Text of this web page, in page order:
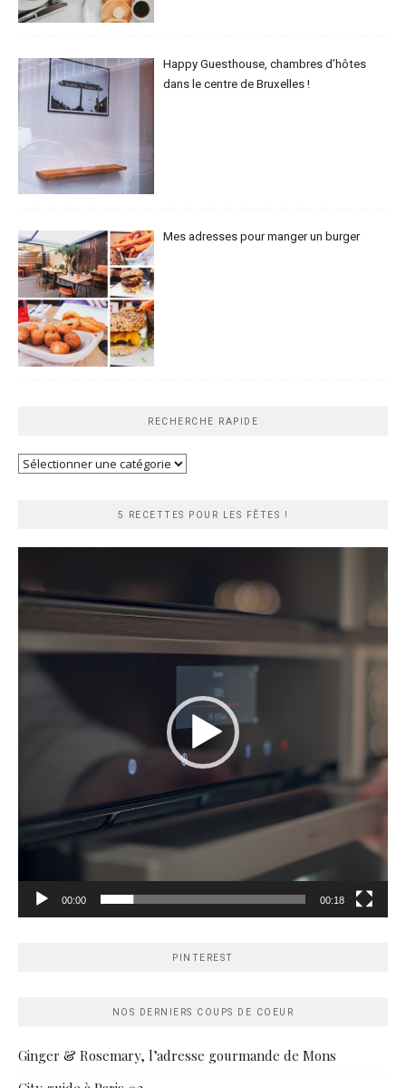
Happy Guesthouse, chambres d’hôtes
dans le centre de Bruxelles !
Mes adresses pour manger un burger
RECHERCHE RAPIDE
Recherche
5 RECETTES POUR LES FÊTES !
00:00 00:18
PINTEREST
NOS DERNIERS COUPS DE COEUR
Ginger & Rosemary, l’adresse gourmande de Mons